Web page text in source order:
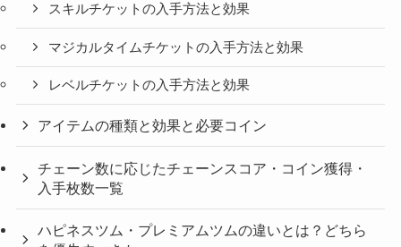
スキルチケットの入手方法と効果
マジカルタイムチケットの入手方法と効果
レベルチケットの入手方法と効果
アイテムの種類と効果と必要コイン
チェーン数に応じたチェーンスコア・コイン獲得・
入手枚数一覧
ハピネスツム・プレミアムツムの違いとは？どちら